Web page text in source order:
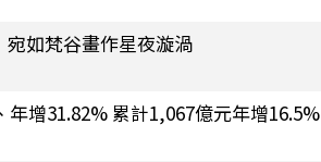
如梵谷畫作星夜漩渦
增31.82% 累計1,067億元年增16.5%